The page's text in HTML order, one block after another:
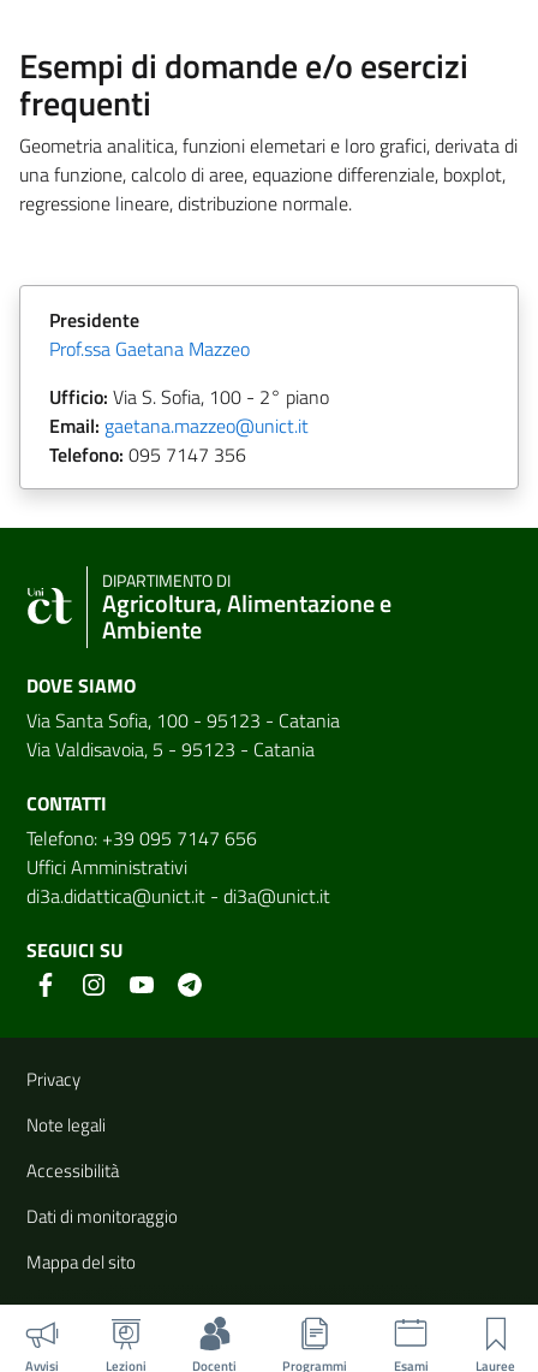
Esempi di domande e/o esercizi
frequenti
Geometria analitica, funzioni elemetari e loro grafici, derivata di
una funzione, calcolo di aree, equazione differenziale, boxplot,
regressione lineare, distribuzione normale.
Presidente
Prof.ssa Gaetana Mazzeo
Ufficio: Via S. Sofia, 100 - 2° piano
Email: gaetana.mazzeo@unict.it
Telefono: 095 7147 356
Avvisi Lezioni Docenti Programmi Esami Lauree
DIPARTIMENTO DI
Agricoltura, Alimentazione e
Ambiente
DOVE SIAMO
Via Santa Sofia, 100 - 95123 - Catania
Via Valdisavoia, 5 - 95123 - Catania
CONTATTI
Telefono: +39 095 7147 656
Uffici Amministrativi
di3a.didattica@unict.it - di3a@unict.it
SEGUICI SU
Link e informazioni utili
Privacy
Note legali
Accessibilità
Dati di monitoraggio
Mappa del sito